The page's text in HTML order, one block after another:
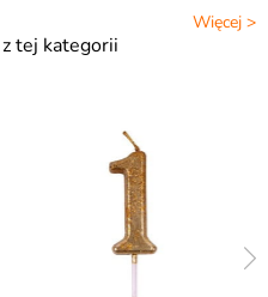
Więcej >
tej kategorii